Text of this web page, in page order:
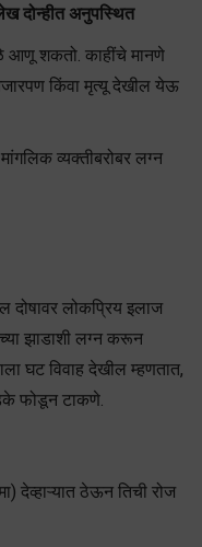
दोन्हीत अनुपस्थित
आणू शकतो. काहींचे मानणे
किंवा मृत्यू देखील येऊ
व्यक्तीबरोबर लग्न
दोषावर लोकप्रिय इलाज
झाडाशी लग्न करून
घट विवाह देखील म्हणतात,
फोडून टाकणे.
देव्हाऱ्यात ठेऊन तिची रोज